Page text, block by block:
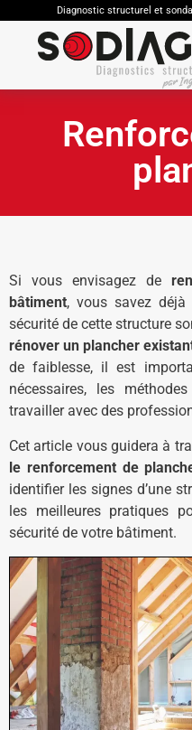
Diagnostic structurel et
Si vous envisagez de
bâtiment, vous savez
sécurité de cette structure
rénover un plancher
de faiblesse, il est
nécessaires, les
travailler avec des
Cet article vous guidera à
le renforcement de
identifier les signes d’une
les meilleures pratiques
sécurité de votre bâtiment.